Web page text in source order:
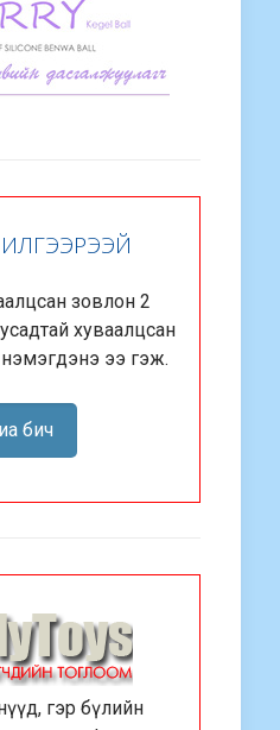
зовлон 2
хуваалцсан
ээ гэж.
бич
гэр бүлийн